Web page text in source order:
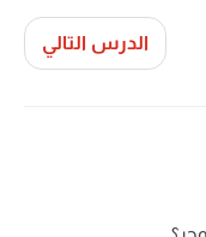
الدرس التالي